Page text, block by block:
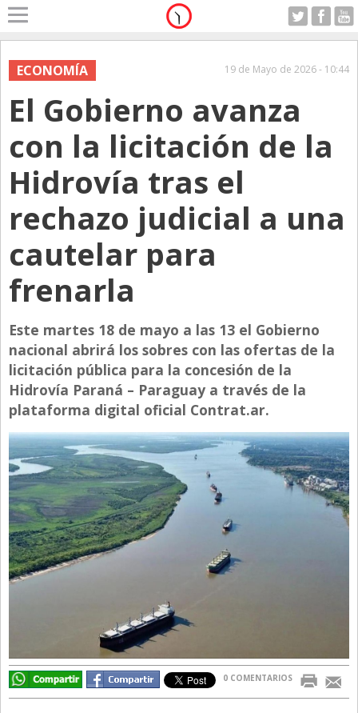
Home
A Motor
Alerta
Anticipo
Campo
Carrera & Emprendedores
Club House
Con Estilo
De Bolsillo
Diarios de Argentina
Diarios del Mundo
Directivos
Ecología y Ambiente
Economía
El Experto
El Innovador
El Precio Que Yo Ví
Entrevista
Entrevista Exclusiva
Internacionales
La Opinión del Director
Sabado 08.08.2026
ECONOMÍA 19 de Mayo de 2026 - 10:44
El Gobierno avanza
con la licitación de la
Hidrovía tras el
rechazo judicial a una
cautelar para
frenarla
Este martes 18 de mayo a las 13 el Gobierno
nacional abrirá los sobres con las ofertas de la
licitación pública para la concesión de la
Hidrovía Paraná – Paraguay a través de la
plataforma digital oficial Contrat.ar.
0 COMENTARIOS